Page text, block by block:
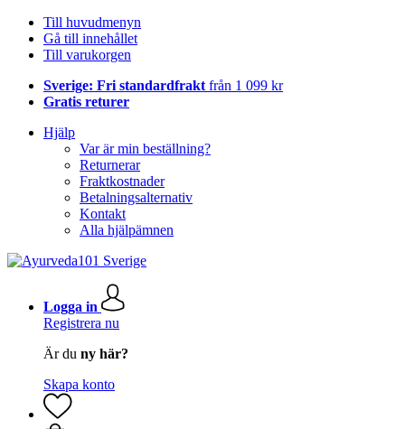
Till huvudmenyn
Gå till innehållet
Till varukorgen
Sverige: Fri standardfrakt från 1 099 kr
Gratis returer
Hjälp
Var är min beställning?
Returnerar
Fraktkostnader
Betalningsalternativ
Kontakt
Alla hjälpämnen
Logga in
Registrera nu
Är du ny här?
Skapa konto